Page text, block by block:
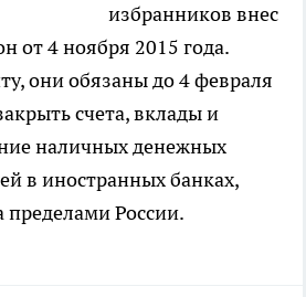
избранников внес
от 4 ноября 2015 года.
они обязаны до 4 февраля
счета, вклады и
наличных денежных
в иностранных банках,
России.